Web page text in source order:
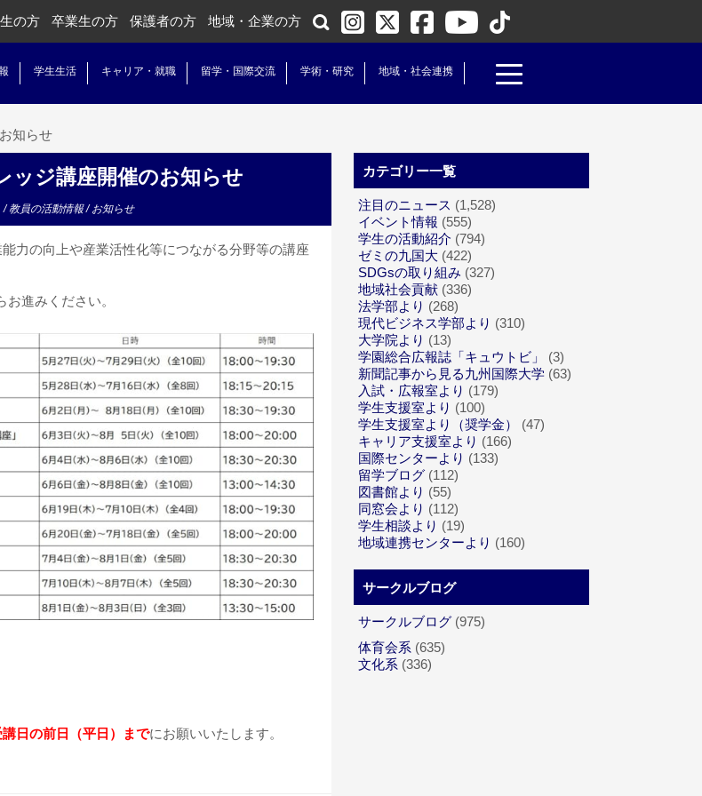
の方 卒業生の方 保護者の方 地域・企業の方
学生生活 キャリア・就職 留学・国際交流 学術・研究 地域・社会連携
知らせ
ッジ講座開催のお知らせ
/教員の活動情報/お知らせ
力の向上や産業活性化等につながる分野等の講座
お進みください。
講日の前日（平日）までにお願いいたします。
カテゴリー一覧
注目のニュース (1,528)
イベント情報 (555)
学生の活動紹介 (794)
ゼミの九国大 (422)
SDGsの取り組み (327)
地域社会貢献 (336)
法学部より (268)
現代ビジネス学部より (310)
大学院より (13)
学園総合広報誌「キュウトビ」
(3)
新聞記事から見る九州国際大学 (63)
入試・広報室より (179)
学生支援室より (100)
学生支援室より（奨学金）
(47)
キャリア支援室より (166)
国際センターより (133)
留学ブログ (112)
図書館より (55)
同窓会より (112)
学生相談より (19)
地域連携センターより (160)
サークルブログ
サークルブログ (975)
体育会系 (635)
文化系 (336)